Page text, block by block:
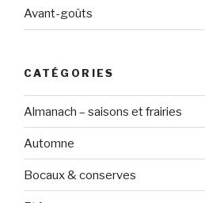
Avant-goûts
CATÉGORIES
Almanach – saisons et frairies
Automne
Bocaux & conserves